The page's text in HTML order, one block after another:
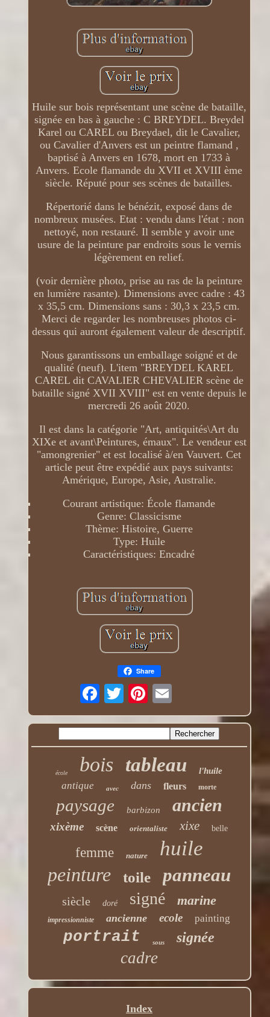
Huile sur bois représentant une scène de bataille,
signée en bas à gauche : C BREYDEL. Breydel
Karel ou CAREL ou Breydael, dit le Cavalier,
ou Cavalier d'Anvers est un peintre flamand ,
baptisé à Anvers en 1678, mort en 1733 à
Anvers. Ecole flamande du XVII et XVIII ème
siècle. Réputé pour ses scènes de batailles.
Répertorié dans le bénézit, exposé dans de
nombreux musées. Etat : vendu dans l'état : non
nettoyé, non restauré. Il semble y avoir une
usure de la peinture par endroits sous le vernis
légèrement en relief.
(voir dernière photo, prise au ras de la peinture
en lumière rasante). Dimensions avec cadre : 43
x 35,5 cm. Dimensions sans : 30,3 x 23,5 cm.
Merci de regarder les nombreuses photos ci-
dessus qui auront également valeur de descriptif.
Nous garantissons un emballage soigné et de
qualité (neuf). L'item "BREYDEL KAREL
CAREL dit CAVALIER CHEVALIER scène de
bataille signé XVII XVIII" est en vente depuis le
mercredi 26 août 2020.
Il est dans la catégorie "Art, antiquités\Art du
XIXe et avant\Peintures, émaux". Le vendeur est
"amongrenier" et est localisé à/en Vauvert. Cet
article peut être expédié aux pays suivants:
Amérique, Europe, Asie, Australie.
Courant artistique: École flamande
Genre: Classicisme
Thème: Histoire, Guerre
Type: Huile
Caractéristiques: Encadré
Share
école bois tableau l'huile
antique avec dans fleurs morte
paysage barbizon ancien
xixème scène orientaliste xixe belle
femme nature huile
peinture toile panneau
siècle doré signé marine
impressionniste ancienne ecole painting
portrait sous signée
cadre
Index